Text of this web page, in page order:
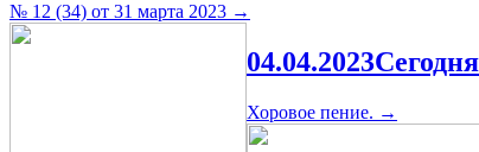
№ 12 (34) от 31 марта 2023 →
04.04.2023
Хоровое пение. →